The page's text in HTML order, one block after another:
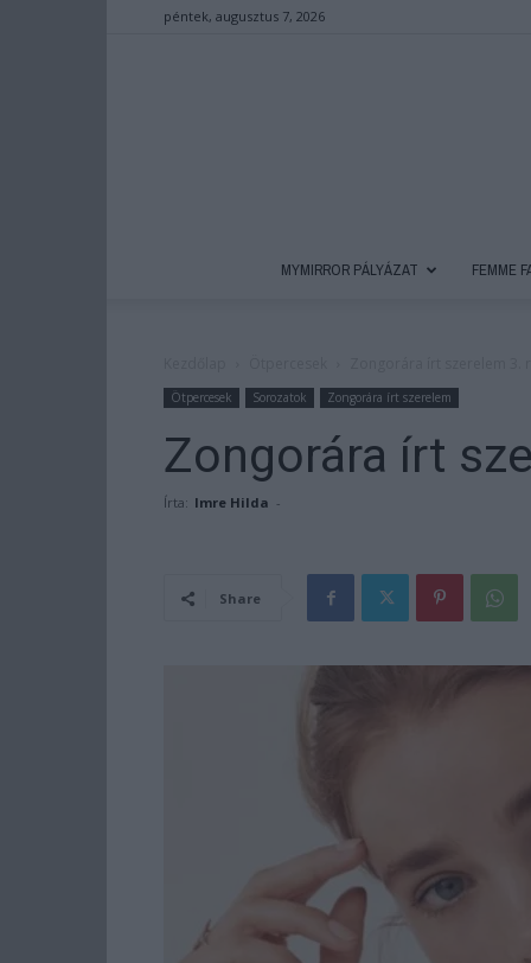
péntek, augusztus 7, 2026
MYMIRROR PÁLYÁZAT FEMME
Ötpercesek Sorozatok Zongorára írt szerelem
Zongorára írt
Írta: Imre Hilda -
Share